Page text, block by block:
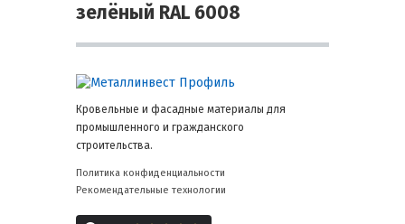
зелёный RAL 6008
Кровельные и фасадные материалы для
промышленного и гражданского
строительства.
Политика конфиденциальности
Рекомендательные технологии